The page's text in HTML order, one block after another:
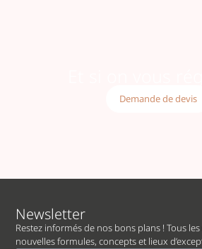
Demande de devis
Newsletter
Restez informés de nos bons plans ! Tous
nouvelles formules, concepts et lieux